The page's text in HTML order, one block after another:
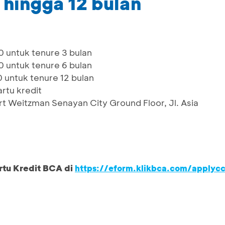
untuk tenure 3 bulan
untuk tenure 6 bulan
tenure 12 bulan
kredit
Weitzman Senayan City Ground Floor, Jl. Asia
Kredit BCA di https://eform.klikbca.com/